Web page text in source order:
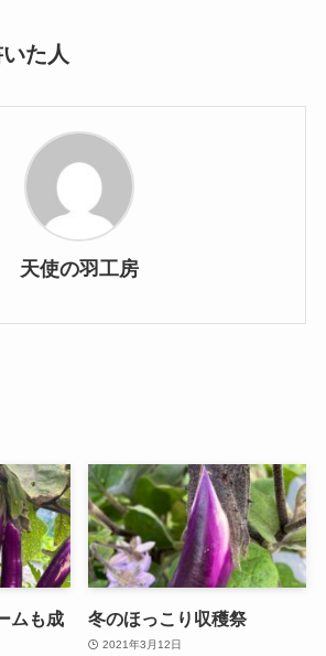
た人
天使の羽工房
ムも成
冬のほっこり収穫祭
2021年3月12日